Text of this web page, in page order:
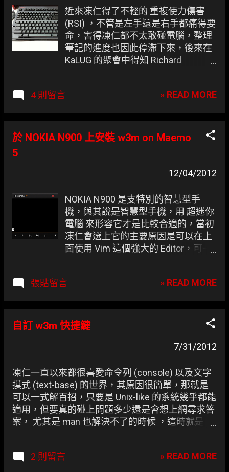
盤也可以體驗的方法。 ▲ 此圖為當初
設計 Vi 時的 ADM-3A 終端機鍵盤，其
排列與現今鍵盤的排列有些許差異。
近來凍仁得了不輕的 重複使力傷害
(RSI) ，不管是左手還是右手都痛得要
命，害得凍仁都不太敢碰電腦，整理
筆記的進度也因此停滯下來，後來在
KaLUG 的聚會中得知 Richard
HHKB 這把鍵盤，似乎是述說著它可
看就知道了！」 找到藉口的凍仁也很
幸運得到社群前輩的幫助，並成功加
入 Happy hacking keyboard 的行列
4 則留言 » READ MORE
於 NOKIA N900 上安裝 w3m on Maemo
5
12/04/2012
NOKIA N900 是支特別的智慧型手
機，與其說是智慧型手機，用 超迷你
電腦 來形容它才是比較合適的，當初
凍仁會選上它的主要原因是可以在上
面使用 Vim 這個強大的 Editor，可一
用， 畢竟是 2010 年的產品 。 現在凍
用，對於一位專業的 Linux 網管來
說，有個輕便小巧的 Terminal 是件很
棒的事情，因為大部份的事情我們都
可以靠命令列(command line)完成，
仁慣用的是 w3m。 w3m 於 N900 上
的截圖。
張貼留言 » READ MORE
自訂 w3m 快捷鍵
7/31/2012
凍仁一直以來都很喜愛命令列 (console) 以及文字
摸式 (text-base) 的世界，其原因很簡單，那就是
可以一式解百招，只要是 Unix-like 的系統幾乎都能
適用，但要真的碰上問題多少還是會想上網尋求答
案， 尤其是 man 也解決不了的時候 ，這時就是 純
明就有 Firefox 了為何還要使用純文字瀏覽器？那
2 則留言 » READ MORE